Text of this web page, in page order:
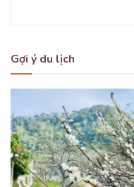
Gợi ý du lịch